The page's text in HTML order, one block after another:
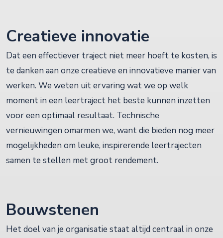
Creatieve innovatie
Dat een effectiever traject niet meer hoeft te kosten, is
te danken aan onze creatieve en innovatieve manier van
werken. We weten uit ervaring wat we op welk
moment in een leertraject het beste kunnen inzetten
voor een optimaal resultaat. Technische
vernieuwingen omarmen we, want die bieden nog meer
mogelijkheden om leuke, inspirerende leertrajecten
samen te stellen met groot rendement.
Bouwstenen
Het doel van je organisatie staat altijd centraal in onze